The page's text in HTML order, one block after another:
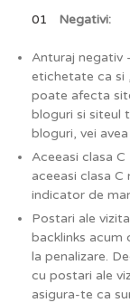
Negativi:
Anturaj negativ
etichetate ca si
poate afecta
bloguri si siteul
bloguri, vei
Aceeasi clasa
aceeasi clasa
indicator de
Postari ale
backlinks acum
la penalizare.
cu postari ale
asigura-te ca